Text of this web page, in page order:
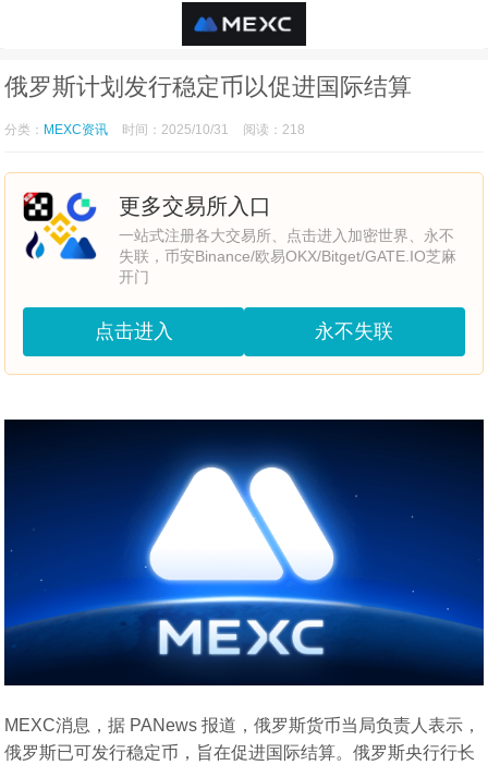
俄罗斯计划发行稳定币以促进国际结算
分类： MEXC资讯 时间：2025/10/31 阅读：218
更多交易所入口
一站式注册各大交易所、点击进入加密世界、永不
失联，币安Binance/欧易OKX/Bitget/GATE.IO芝麻
开门
点击进入 永不失联
MEXC消息，据 PANews 报道，俄罗斯货币当局负责人表示，
俄罗斯已可发行稳定币，旨在促进国际结算。俄罗斯央行行长